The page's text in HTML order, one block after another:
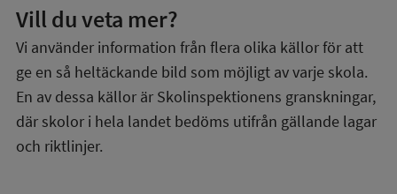
Vill du veta mer?
Vi använder information från flera olika källor för att
ge en så heltäckande bild som möjligt av varje skola.
En av dessa källor är Skolinspektionens granskningar,
där skolor i hela landet bedöms utifrån gällande lagar
och riktlinjer.